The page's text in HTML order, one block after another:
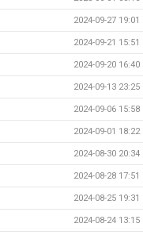
2024-09-27 19:01
2024-09-21 15:51
2024-09-20 16:40
2024-09-13 23:25
2024-09-06 15:58
2024-09-01 18:22
2024-08-30 20:34
2024-08-28 17:51
2024-08-25 19:31
2024-08-24 13:15